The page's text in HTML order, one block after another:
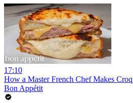
17:10
How a Master French Chef Makes
Bon Appétit